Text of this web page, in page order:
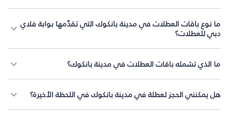
ما نوع باقات العطلات في مدينة بانكوك التي تقدّمها بوابة فلاي
دبي للعطلات؟
ما الذي تشمله باقات العطلات في مدينة بانكوك؟
هل يمكنني الحجز لعطلة في مدينة بانكوك في اللحظة الأخيرة؟